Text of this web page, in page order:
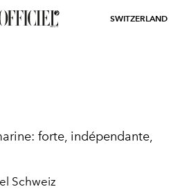
SWITZERLAND
forte, indépendante,
Schweiz